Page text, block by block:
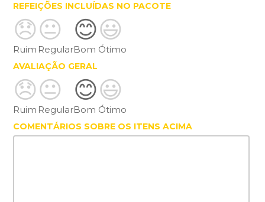
REFEIÇÕES INCLUÍDAS NO PACOTE
😞
Ruim
😐
Regular
😊
Bom
😃
Ótimo
AVALIAÇÃO GERAL
😞
Ruim
😐
Regular
😊
Bom
😃
Ótimo
COMENTÁRIOS SOBRE OS ITENS ACIMA